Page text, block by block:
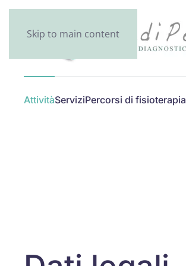
Skip to main content
AttivitàServiziPercorsi di fisioterapia